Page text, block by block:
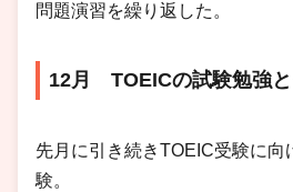
問題演習を繰り返した。
12月 TOEICの試験勉強と
先月に引き続きTOEIC受験に向
験。